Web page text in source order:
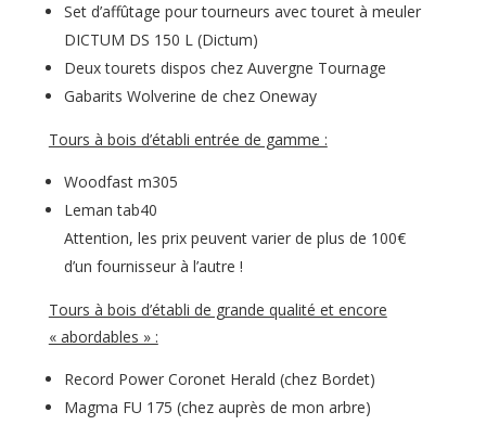
Set d’affûtage pour tourneurs avec touret à meuler
DICTUM DS 150 L (Dictum)
Deux tourets dispos chez Auvergne Tournage
Gabarits Wolverine de chez Oneway
Tours à bois d’établi entrée de gamme :
Woodfast m305
Leman tab40
Attention, les prix peuvent varier de plus de 100€
d’un fournisseur à l’autre !
Tours à bois d’établi de grande qualité et encore
« abordables » :
Record Power Coronet Herald (chez Bordet)
Magma FU 175 (chez auprès de mon arbre)